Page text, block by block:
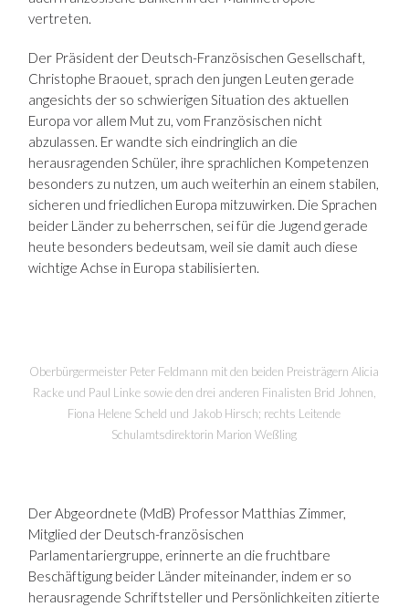
vertreten.
Der Präsident der Deutsch-Französischen Gesellschaft,
Christophe Braouet, sprach den jungen Leuten gerade
angesichts der so schwierigen Situation des aktuellen
Europa vor allem Mut zu, vom Französischen nicht
abzulassen. Er wandte sich eindringlich an die
herausragenden Schüler, ihre sprachlichen Kompetenzen
besonders zu nutzen, um auch weiterhin an einem stabilen,
sicheren und friedlichen Europa mitzuwirken. Die Sprachen
beider Länder zu beherrschen, sei für die Jugend gerade
heute besonders bedeutsam, weil sie damit auch diese
wichtige Achse in Europa stabilisierten.
Oberbürgermeister Peter Feldmann mit den beiden Preisträgern Alicia
Racke und Paul Linke sowie den drei anderen Finalisten Brid Johnen,
Fiona Helene Scheld und Jakob Hirsch; rechts Leitende
Schulamtsdirektorin Marion Weßling
Der Abgeordnete (MdB) Professor Matthias Zimmer,
Mitglied der Deutsch-französischen
Parlamentariergruppe, erinnerte an die fruchtbare
Beschäftigung beider Länder miteinander, indem er so
herausragende Schriftsteller und Persönlichkeiten zitierte